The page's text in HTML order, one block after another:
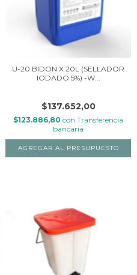
U-20 BIDON X 20L (SELLADOR
IODADO 5%) -W...
$137.652,00
$123.886,80 con Transferencia
bancaria